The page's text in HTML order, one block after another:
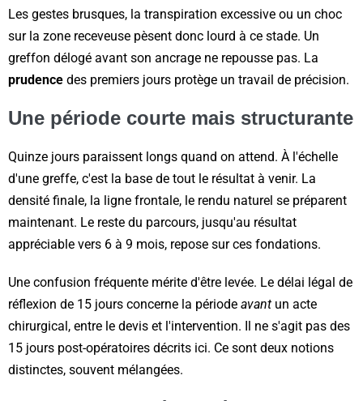
Les gestes brusques, la transpiration excessive ou un choc
sur la zone receveuse pèsent donc lourd à ce stade. Un
greffon délogé avant son ancrage ne repousse pas. La
prudence des premiers jours protège un travail de précision.
Une période courte mais structurante
Quinze jours paraissent longs quand on attend. À l'échelle
d'une greffe, c'est la base de tout le résultat à venir. La
densité finale, la ligne frontale, le rendu naturel se préparent
maintenant. Le reste du parcours, jusqu'au résultat
appréciable vers 6 à 9 mois, repose sur ces fondations.
Une confusion fréquente mérite d'être levée. Le délai légal de
réflexion de 15 jours concerne la période avant un acte
chirurgical, entre le devis et l'intervention. Il ne s'agit pas des
15 jours post-opératoires décrits ici. Ce sont deux notions
distinctes, souvent mélangées.